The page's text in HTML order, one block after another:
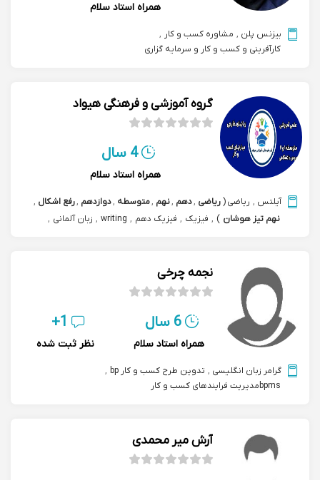
همراه استاد سلام
بیزنس پلن , مشاوره کسب و کار ,
کارآفرینی و کسب و کار و سرمایه گزاری
گروه آموزشی و فرهنگی هیواد
4 سال
همراه استاد سلام
آیلتس , ریاضی(ریاضی ,دهم ,نهم ,متوسطه ,دوازدهم ,رفع اشکال ,
نهم تیز هوشان )
, فیزیک , فیزیک دهم ,
writing
, زبان آلمانی ,
کارآفرینی و کسب و کار و سرمایه گزاری
نجمه چرخی
6 سال
همراه استاد سلام
1+
نظر ثبت شده
گرامر زبان انگلیسی , تدوین طرح کسب و کار bp
,
bpmsمدیریت فرایندهای کسب و کار
آرش میر محمدی